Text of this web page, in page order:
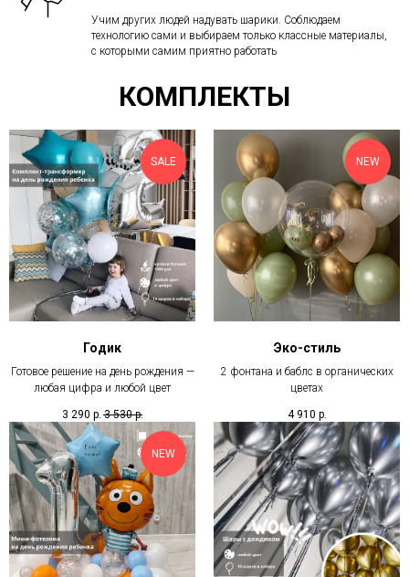
Учим других людей надувать шарики. Соблюдаем
технологию сами и выбираем только классные материалы,
с которыми самим приятно работать
КОМПЛЕКТЫ
SALЕ
Годик
Готовое решение на день рождения —
любая цифра и любой цвет
3 290 р. 3 530 р.
NEW
Эко-стиль
2 фонтана и баблс в органических
цветах
4 910 р.
NEW